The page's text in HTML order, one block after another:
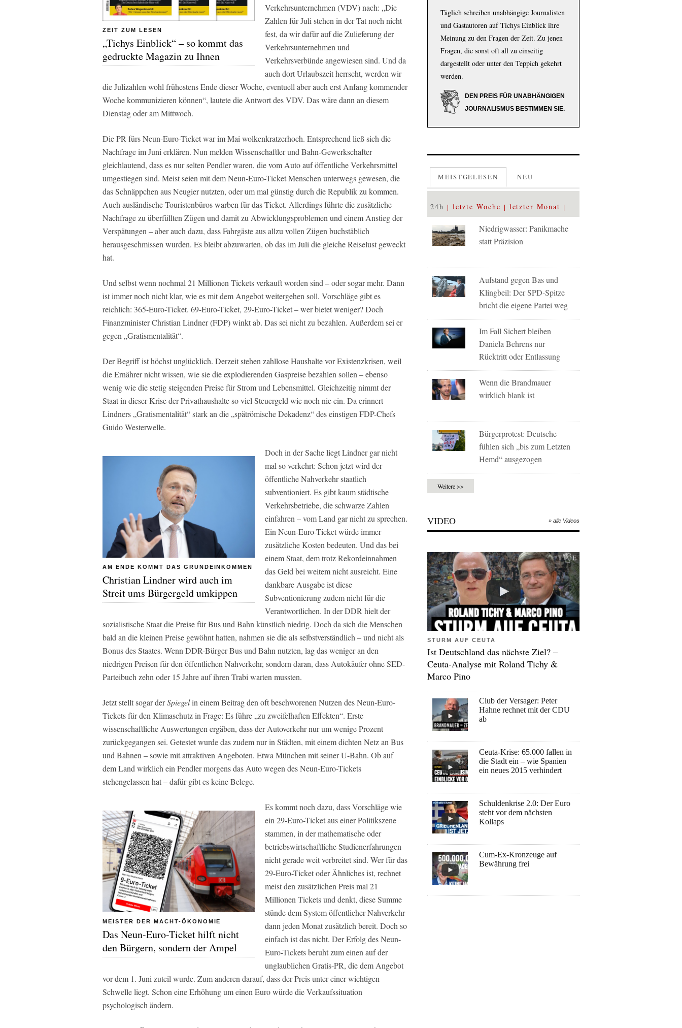
ZEIT ZUM LESEN
„Tichys Einblick“ – so kommt das
gedruckte Magazin zu Ihnen
Verkehrsunternehmen (VDV) nach: „Die
Zahlen für Juli stehen in der Tat noch nicht
fest, da wir dafür auf die Zulieferung der
Verkehrsunternehmen und
Verkehrsverbünde angewiesen sind. Und da
auch dort Urlaubszeit herrscht, werden wir
die Julizahlen wohl frühestens Ende dieser Woche, eventuell aber auch erst Anfang kommender
Woche kommunizieren können“, lautete die Antwort des VDV. Das wäre dann an diesem
Dienstag oder am Mittwoch.
Die PR fürs Neun-Euro-Ticket war im Mai wolkenkratzerhoch. Entsprechend ließ sich die
Nachfrage im Juni erklären. Nun melden Wissenschaftler und Bahn-Gewerkschafter
gleichlautend, dass es nur selten Pendler waren, die vom Auto auf öffentliche Verkehrsmittel
umgestiegen sind. Meist seien mit dem Neun-Euro-Ticket Menschen unterwegs gewesen, die
das Schnäppchen aus Neugier nutzten, oder um mal günstig durch die Republik zu kommen.
Auch ausländische Touristenbüros warben für das Ticket. Allerdings führte die zusätzliche
Nachfrage zu überfüllten Zügen und damit zu Abwicklungsproblemen und einem Anstieg der
Verspätungen – aber auch dazu, dass Fahrgäste aus allzu vollen Zügen buchstäblich
herausgeschmissen wurden. Es bleibt abzuwarten, ob das im Juli die gleiche Reiselust geweckt
hat.
Und selbst wenn nochmal 21 Millionen Tickets verkauft worden sind – oder sogar mehr. Dann
ist immer noch nicht klar, wie es mit dem Angebot weitergehen soll. Vorschläge gibt es
reichlich: 365-Euro-Ticket. 69-Euro-Ticket, 29-Euro-Ticket – wer bietet weniger? Doch
Finanzminister Christian Lindner (FDP) winkt ab. Das sei nicht zu bezahlen. Außerdem sei er
gegen „Gratismentalität“.
Der Begriff ist höchst unglücklich. Derzeit stehen zahllose Haushalte vor Existenzkrisen, weil
die Ernährer nicht wissen, wie sie die explodierenden Gaspreise bezahlen sollen – ebenso
wenig wie die stetig steigenden Preise für Strom und Lebensmittel. Gleichzeitig nimmt der
Staat in dieser Krise der Privathaushalte so viel Steuergeld wie noch nie ein. Da erinnert
Lindners „Gratismentalität“ stark an die „spätrömische Dekadenz“ des einstigen FDP-Chefs
Guido Westerwelle.
AM ENDE KOMMT DAS GRUNDEINKOMMEN
Christian Lindner wird auch im
Streit ums Bürgergeld umkippen
Doch in der Sache liegt Lindner gar nicht
mal so verkehrt: Schon jetzt wird der
öffentliche Nahverkehr staatlich
subventioniert. Es gibt kaum städtische
Verkehrsbetriebe, die schwarze Zahlen
einfahren – vom Land gar nicht zu sprechen.
Ein Neun-Euro-Ticket würde immer
zusätzliche Kosten bedeuten. Und das bei
einem Staat, dem trotz Rekordeinnahmen
das Geld bei weitem nicht ausreicht. Eine
dankbare Ausgabe ist diese
Subventionierung zudem nicht für die
Verantwortlichen. In der DDR hielt der
sozialistische Staat die Preise für Bus und Bahn künstlich niedrig. Doch da sich die Menschen
bald an die kleinen Preise gewöhnt hatten, nahmen sie die als selbstverständlich – und nicht als
Bonus des Staates. Wenn DDR-Bürger Bus und Bahn nutzten, lag das weniger an den
niedrigen Preisen für den öffentlichen Nahverkehr, sondern daran, dass Autokäufer ohne SED-
Parteibuch zehn oder 15 Jahre auf ihren Trabi warten mussten.
Jetzt stellt sogar derSpiegelin einem Beitrag den oft beschworenen Nutzen des Neun-Euro-
Tickets für den Klimaschutz in Frage: Es führe „zu zweifelhaften Effekten“. Erste
wissenschaftliche Auswertungen ergäben, dass der Autoverkehr nur um wenige Prozent
zurückgegangen sei. Getestet wurde das zudem nur in Städten, mit einem dichten Netz an Bus
und Bahnen – sowie mit attraktiven Angeboten. Etwa München mit seiner U-Bahn. Ob auf
dem Land wirklich ein Pendler morgens das Auto wegen des Neun-Euro-Tickets
stehengelassen hat – dafür gibt es keine Belege.
MEISTER DER MACHT-ÖKONOMIE
Das Neun-Euro-Ticket hilft nicht
den Bürgern, sondern der Ampel
Es kommt noch dazu, dass Vorschläge wie
ein 29-Euro-Ticket aus einer Politikszene
stammen, in der mathematische oder
betriebswirtschaftliche Studienerfahrungen
nicht gerade weit verbreitet sind. Wer für das
29-Euro-Ticket oder Ähnliches ist, rechnet
meist den zusätzlichen Preis mal 21
Millionen Tickets und denkt, diese Summe
stünde dem System öffentlicher Nahverkehr
dann jeden Monat zusätzlich bereit. Doch so
einfach ist das nicht. Der Erfolg des Neun-
Euro-Tickets beruht zum einen auf der
unglaublichen Gratis-PR, die dem Angebot
vor dem 1. Juni zuteil wurde. Zum anderen darauf, dass der Preis unter einer wichtigen
Schwelle liegt. Schon eine Erhöhung um einen Euro würde die Verkaufssituation
psychologisch ändern.
Täglich schreiben unabhängige Journalisten
und Gastautoren auf Tichys Einblick ihre
Meinung zu den Fragen der Zeit. Zu jenen
Fragen, die sonst oft all zu einseitig
dargestellt oder unter den Teppich gekehrt
werden.
DEN PREIS FÜR UNABHÄNGIGEN
JOURNALISMUS BESTIMMEN SIE.
MEISTGELESEN NEU
24h letzte Woche letzter Monat
Niedrigwasser: Panikmache
statt Präzision
Aufstand gegen Bas und
Klingbeil: Der SPD-Spitze
bricht die eigene Partei weg
Im Fall Sichert bleiben
Daniela Behrens nur
Rücktritt oder Entlassung
Wenn die Brandmauer
wirklich blank ist
Bürgerprotest: Deutsche
fühlen sich „bis zum Letzten
Hemd“ ausgezogen
Weitere >>
VIDEO » alle Videos
STURM AUF CEUTA
Ist Deutschland das nächste Ziel? –
Ceuta-Analyse mit Roland Tichy &
Marco Pino
Club der Versager: Peter
Hahne rechnet mit der CDU
ab
Ceuta-Krise: 65.000 fallen in
die Stadt ein – wie Spanien
ein neues 2015 verhindert
Schuldenkrise 2.0: Der Euro
steht vor dem nächsten
Kollaps
Cum-Ex-Kronzeuge auf
Bewährung frei